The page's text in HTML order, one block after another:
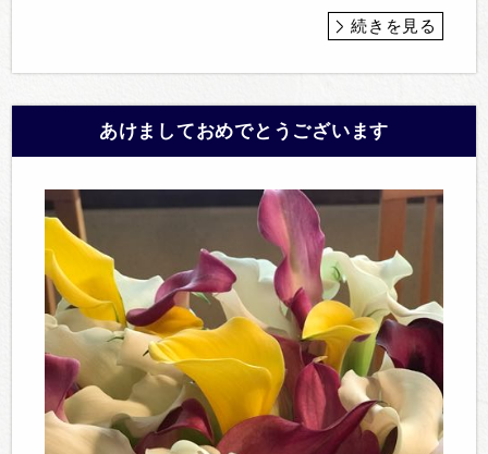
続きを見る
あけましておめでとうございます